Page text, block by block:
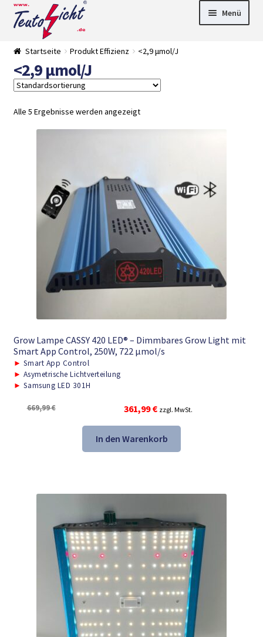
Zur
Navigation
springen
Springe
zum
Menü
Startseite Produkt Effizienz <2,9 μmol/J
<2,9 μmol/J
Alle 5 Ergebnisse werden angezeigt
Grow Lampe CASSY 420 LED® – Dimmbares Grow Light mit
Smart App Control, 250W, 722 μmol/s
► Smart App Control
► Asymetrische Lichtverteilung
► Samsung LED 301H
669,99€
Ursprünglicher
Preis
war:
669,99 €
361,99€Aktueller
Preis
ist:
361,99 €.
zzgl. MwSt.
In den Warenkorb